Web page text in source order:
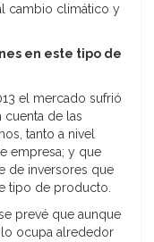
cambio climático y
en este tipo de
el mercado sufrió
de las
tanto a nivel
empresa; y que
de inversores que
tipo de producto.
prevé que aunque
ocupa alrededor